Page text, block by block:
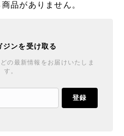
品がありません。
ジンを受け取る
の最新情報をお届けいたしま
す。
登録